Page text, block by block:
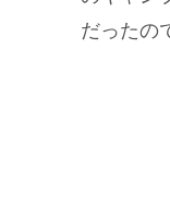
だったの